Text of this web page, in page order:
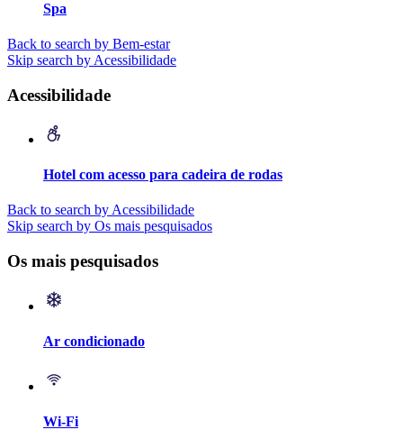
Spa
Back to search by Bem-estar
Skip search by Acessibilidade
Acessibilidade
Hotel com acesso para cadeira de rodas
Back to search by Acessibilidade
Skip search by Os mais pesquisados
Os mais pesquisados
Ar condicionado
Wi-Fi